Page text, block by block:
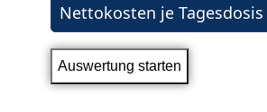
Nettokosten je Tagesdosis